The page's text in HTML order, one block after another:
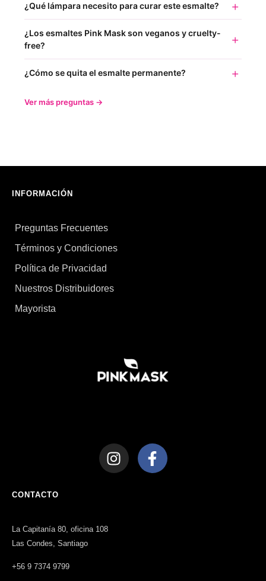
¿Qué lámpara necesito para curar este esmalte?
¿Los esmaltes Pink Mask son veganos y cruelty-
free?
¿Cómo se quita el esmalte permanente?
Ver más preguntas →
INFORMACIÓN
Preguntas Frecuentes
Términos y Condiciones
Política de Privacidad
Nuestros Distribuidores
Mayorista
CONTACTO
La Capitanía 80, oficina 108
Las Condes, Santiago
+56 9 7374 9799